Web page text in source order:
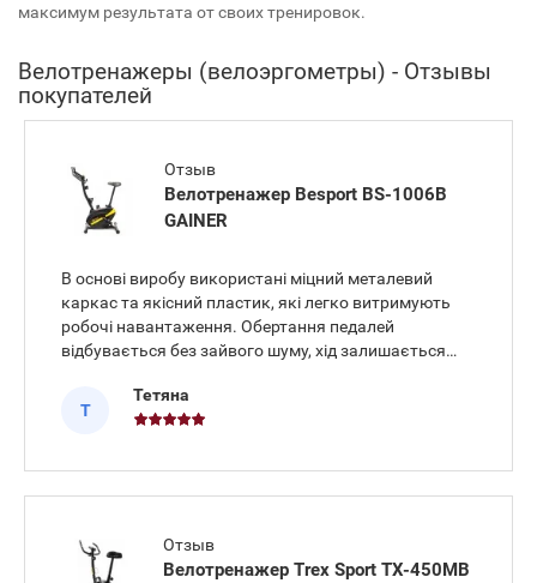
максимум результата от своих тренировок.
Велотренажеры (велоэргометры) - Отзывы
покупателей
Отзыв
Велотренажер Besport BS-1006B
GAINER
В основі виробу використані міцний металевий
каркас та якісний пластик, які легко витримують
робочі навантаження. Обертання педалей
відбувається без зайвого шуму, хід залишається
зручно, тому напруження в спині під час тривалої
їзди відсутнє. Велот
Т
Тетяна
Отзыв
Велотренажер Trex Sport TX-450MB